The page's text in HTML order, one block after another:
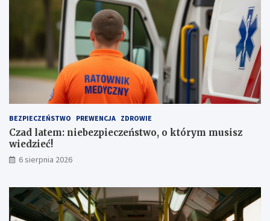
i
a
a
w
e
,
1
m
l
ł
BEZPIECZEŃSTWO PREWENCJA ZDROWIE
Czad latem: niebezpieczeństwo, o którym musisz
wiedzieć!
6 sierpnia 2026